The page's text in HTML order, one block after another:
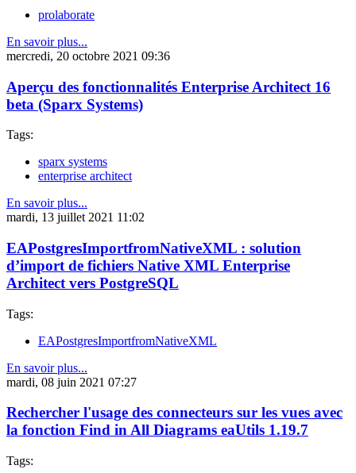
prolaborate
En savoir plus...
mercredi, 20 octobre 2021 09:36
Aperçu des fonctionnalités Enterprise Architect 16
beta (Sparx Systems)
Tags:
sparx systems
enterprise architect
En savoir plus...
mardi, 13 juillet 2021 11:02
EAPostgresImportfromNativeXML : solution
d’import de fichiers Native XML Enterprise
Architect vers PostgreSQL
Tags:
EAPostgresImportfromNativeXML
En savoir plus...
mardi, 08 juin 2021 07:27
Rechercher l'usage des connecteurs sur les vues avec
la fonction Find in All Diagrams eaUtils 1.19.7
Tags: